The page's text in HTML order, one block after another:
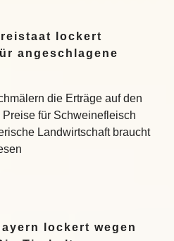
lockert
angeschlagene
die Erträge auf den
für Schweinefleisch
Landwirtschaft braucht
lockert wegen